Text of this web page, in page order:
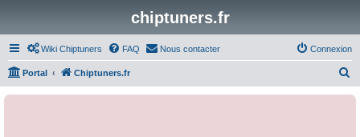
chiptuners.fr
Wiki Chiptuners FAQ Nous contacter Connexion
Portal Chiptuners.fr